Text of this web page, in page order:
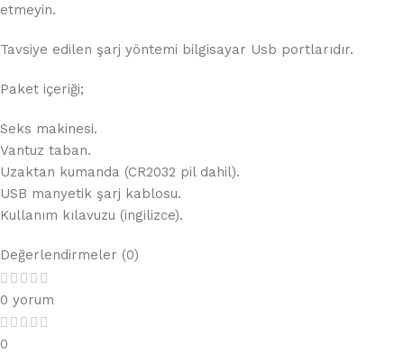
etmeyin.
Tavsiye edilen şarj yöntemi bilgisayar Usb portlarıdır.
Paket içeriği;
Seks makinesi.
Vantuz taban.
Uzaktan kumanda (CR2032 pil dahil).
USB manyetik şarj kablosu.
Kullanım kılavuzu (ingilizce).
Değerlendirmeler (0)
0 yorum
0